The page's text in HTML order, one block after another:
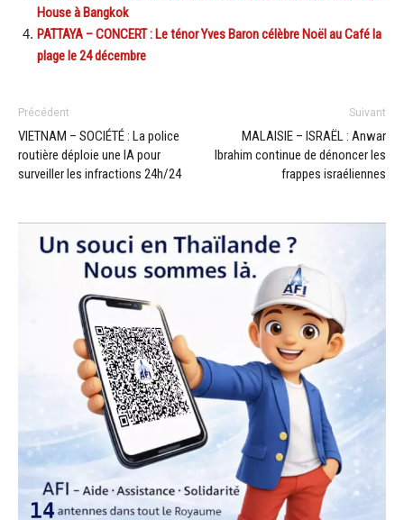
House à Bangkok
PATTAYA – CONCERT : Le ténor Yves Baron célèbre Noël au Café la
plage le 24 décembre
Précédent
VIETNAM – SOCIÉTÉ : La police
routière déploie une IA pour
surveiller les infractions 24h/24
Suivant
MALAISIE – ISRAËL : Anwar
Ibrahim continue de dénoncer les
frappes israéliennes